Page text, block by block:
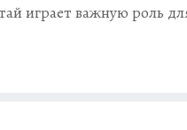
играет важную роль